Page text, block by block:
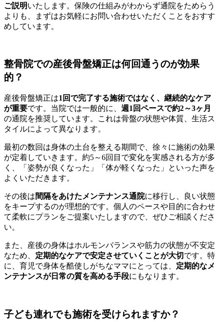
ご説明いたします。保険の仕組みがわからず通院をためらう
よりも、まずはお気軽にお問い合わせいただくことをおすす
めしています。
整骨院での産後骨盤矯正は何回通うのが効果
的？
産後骨盤矯正は1回で完了する施術ではなく、継続的なケア
が重要です。当院では一般的に、 週1回ペースで約2～3ヶ月
の通院を推奨しています。これは骨盤の状態や体質、生活ス
タイルによって異なります。
最初の数回は身体の土台を整える期間で、徐々に施術の効果
が定着していきます。約5～6回目で変化を実感される方が多
く、「姿勢が良くなった」「体が軽くなった」といった声を
よくいただきます。
その後は間隔をあけたメンテナンス通院に移行し、良い状態
をキープするのが理想的です。個人のペースや目的に合わせ
て柔軟にプランをご提案いたしますので、ぜひご相談くださ
い。
また、産後の身体はホルモンバランスや筋力の状態が不安定
なため、 定期的なケアで安定させていくことが大切です。特
に、育児で身体を酷使しがちなママにとっては、 定期的なメ
ンテナンスが日常の質を高める手段にもなります。
子ども連れでも施術を受けられますか？